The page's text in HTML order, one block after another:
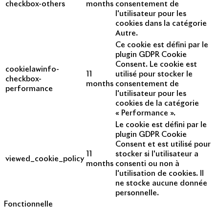
checkbox-others
months consentement de
l'utilisateur pour les
cookies dans la catégorie
Autre.
cookielawinfo-
checkbox-
performance
months
Ce cookie est défini par le
plugin GDPR Cookie
Consent. Le cookie est
utilisé pour stocker le
consentement de
l'utilisateur pour les
cookies de la catégorie
« Performance ».
viewed_cookie_policy
months
Le cookie est défini par le
plugin GDPR Cookie
Consent et est utilisé pour
stocker si l'utilisateur a
consenti ou non à
l'utilisation de cookies. Il
ne stocke aucune donnée
personnelle.
Fonctionnelle